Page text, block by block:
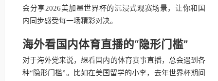
会分享2026美加墨世界杯的沉浸式观赛场景，让你和国
内同步感受每一场精彩对决。
海外看国内体育直播的“隐形门槛”
对于海外党来说，想看国内的体育赛事直播，总会遇到各
种“隐形门槛”。比如在美国留学的小李，去年世界杯期间